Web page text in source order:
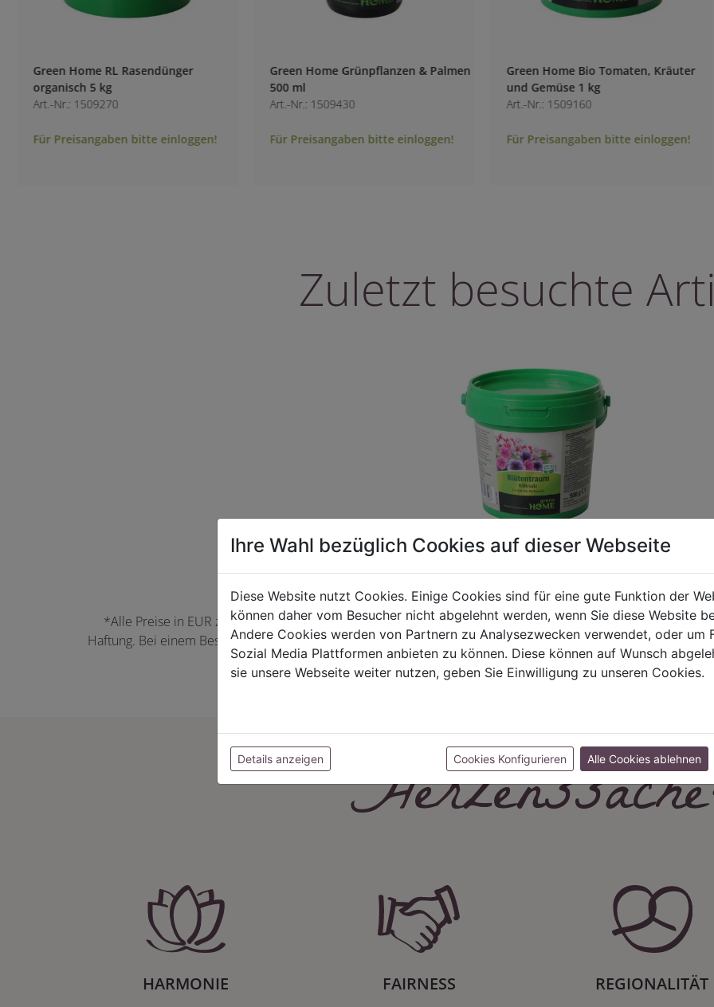
Green Home RL Rasendünger
organisch 5 kg
Art.-Nr.: 1509270
Für Preisangaben bitte einloggen!
Green Home Grünpflanzen & Palmen
500 ml
Art.-Nr.: 1509430
Für Preisangaben bitte einloggen!
Green Home Bio Tomaten, Kräuter
und Gemüse 1 kg
Art.-Nr.: 1509160
Für Preisangaben bitte einloggen!
Zuletzt besuchte
*Alle Preise in EUR zzgl. der jeweils gültigen Mehrwertsteuer und Versandkosten. Für Irrtümer und
Haftung. Bei einem Bestellwert unter 50,00 EUR behalten wir uns die Berechnung eines
können Farbabweichungen zwischen der Bildschirmdarstellung und dem
HARMONIE FAIRNESS REGIONALITÄT
Ihre Wahl bezüglich Cookies auf dieser Webseite
Diese Website nutzt Cookies. Einige Cookies sind für eine gute Funktion der
können daher vom Besucher nicht abgelehnt werden, wenn Sie diese Website
Andere Cookies werden von Partnern zu Analysezwecken verwendet, oder um
Sozial Media Plattformen anbieten zu können. Diese können auf Wunsch
sie unsere Webseite weiter nutzen, geben Sie Einwilligung zu unseren Cookies.
Details anzeigen Cookies Konfigurieren Alle Cookies ablehnen